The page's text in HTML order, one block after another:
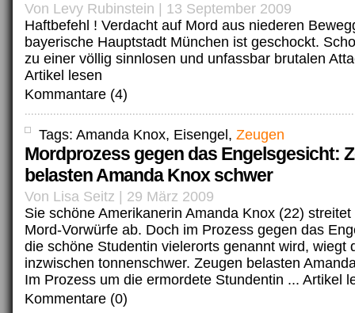
Von Levy Rubinstein | 13 September 2009
Haftbefehl ! Verdacht auf Mord aus niederen
bayerische Hauptstadt München ist geschockt.
zu einer völlig sinnlosen und unfassbar brutalen
Artikel lesen
Kommantare (4)
Tags: Amanda Knox, Eisengel, Zeugen
Mordprozess gegen das Engelsgesicht:
belasten Amanda Knox schwer
Von Lisa Seitz | 29 März 2009
Sie schöne Amerikanerin Amanda Knox (22)
Mord-Vorwürfe ab. Doch im Prozess gegen das
die schöne Studentin vielerorts genannt wird, wiegt
inzwischen tonnenschwer. Zeugen belasten
Im Prozess um die ermordete Stundentin ... Artikel
Kommentare (0)